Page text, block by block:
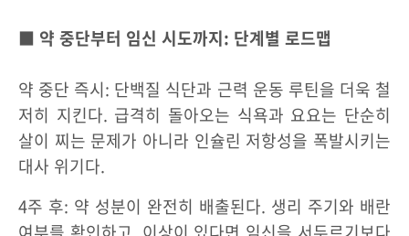
■ 약 중단부터 임신 시도까지: 단계별 로드맵
약 중단 즉시: 단백질 식단과 근력 운동 루틴을 더욱 철
저히 지킨다. 급격히 돌아오는 식욕과 요요는 단순히
살이 찌는 문제가 아니라 인슐린 저항성을 폭발시키는
대사 위기다.
4주 후: 약 성분이 완전히 배출된다. 생리 주기와 배란